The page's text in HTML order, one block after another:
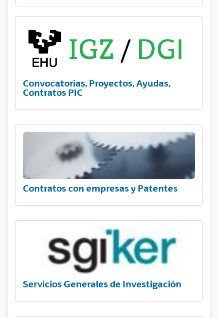
Convocatorias, Proyectos, Ayudas,
Contratos PIC
Contratos con empresas y Patentes
Servicios Generales de Investigación